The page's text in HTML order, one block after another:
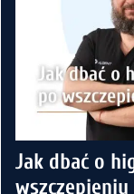
Jak dbać o